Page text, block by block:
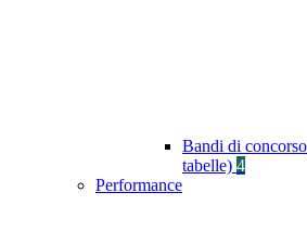
Bandi di
tabelle) 4
Performance